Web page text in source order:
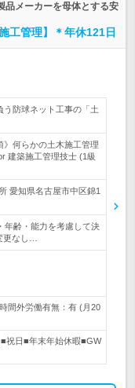
品メーカーを母体とする安
工管理】＊年休121日
う防球ネット工事の「土
》何らかの土木施工管理
建築施工管理技士 (1級
愛知県名古屋市中区錦1
年齢・能力を考慮して決
なし…
間外労働有無：有 (月20
祝日■年末年始休暇■GW